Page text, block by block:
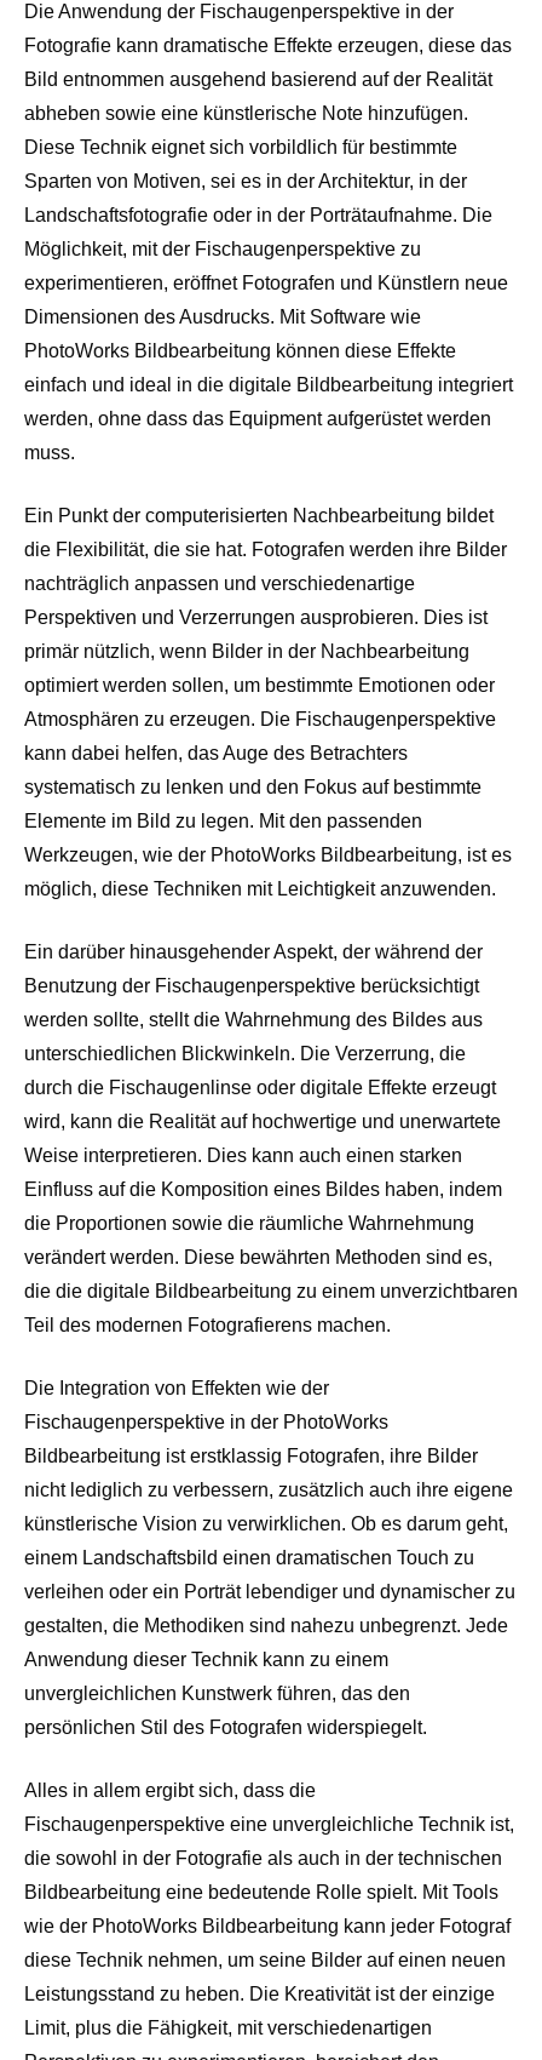
Die Anwendung der Fischaugenperspektive in der
Fotografie kann dramatische Effekte erzeugen, diese das
Bild entnommen ausgehend basierend auf der Realität
abheben sowie eine künstlerische Note hinzufügen.
Diese Technik eignet sich vorbildlich für bestimmte
Sparten von Motiven, sei es in der Architektur, in der
Landschaftsfotografie oder in der Porträtaufnahme. Die
Möglichkeit, mit der Fischaugenperspektive zu
experimentieren, eröffnet Fotografen und Künstlern neue
Dimensionen des Ausdrucks. Mit Software wie
PhotoWorks Bildbearbeitung können diese Effekte
einfach und ideal in die digitale Bildbearbeitung integriert
werden, ohne dass das Equipment aufgerüstet werden
muss.
Ein Punkt der computerisierten Nachbearbeitung bildet
die Flexibilität, die sie hat. Fotografen werden ihre Bilder
nachträglich anpassen und verschiedenartige
Perspektiven und Verzerrungen ausprobieren. Dies ist
primär nützlich, wenn Bilder in der Nachbearbeitung
optimiert werden sollen, um bestimmte Emotionen oder
Atmosphären zu erzeugen. Die Fischaugenperspektive
kann dabei helfen, das Auge des Betrachters
systematisch zu lenken und den Fokus auf bestimmte
Elemente im Bild zu legen. Mit den passenden
Werkzeugen, wie der PhotoWorks Bildbearbeitung, ist es
möglich, diese Techniken mit Leichtigkeit anzuwenden.
Ein darüber hinausgehender Aspekt, der während der
Benutzung der Fischaugenperspektive berücksichtigt
werden sollte, stellt die Wahrnehmung des Bildes aus
unterschiedlichen Blickwinkeln. Die Verzerrung, die
durch die Fischaugenlinse oder digitale Effekte erzeugt
wird, kann die Realität auf hochwertige und unerwartete
Weise interpretieren. Dies kann auch einen starken
Einfluss auf die Komposition eines Bildes haben, indem
die Proportionen sowie die räumliche Wahrnehmung
verändert werden. Diese bewährten Methoden sind es,
die die digitale Bildbearbeitung zu einem unverzichtbaren
Teil des modernen Fotografierens machen.
Die Integration von Effekten wie der
Fischaugenperspektive in der PhotoWorks
Bildbearbeitung ist erstklassig Fotografen, ihre Bilder
nicht lediglich zu verbessern, zusätzlich auch ihre eigene
künstlerische Vision zu verwirklichen. Ob es darum geht,
einem Landschaftsbild einen dramatischen Touch zu
verleihen oder ein Porträt lebendiger und dynamischer zu
gestalten, die Methodiken sind nahezu unbegrenzt. Jede
Anwendung dieser Technik kann zu einem
unvergleichlichen Kunstwerk führen, das den
persönlichen Stil des Fotografen widerspiegelt.
Alles in allem ergibt sich, dass die
Fischaugenperspektive eine unvergleichliche Technik ist,
die sowohl in der Fotografie als auch in der technischen
Bildbearbeitung eine bedeutende Rolle spielt. Mit Tools
wie der PhotoWorks Bildbearbeitung kann jeder Fotograf
diese Technik nehmen, um seine Bilder auf einen neuen
Leistungsstand zu heben. Die Kreativität ist der einzige
Limit, plus die Fähigkeit, mit verschiedenartigen